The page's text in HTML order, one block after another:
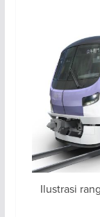
Ilustrasi